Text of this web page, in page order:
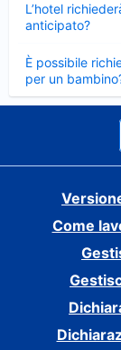
L’hotel
anticipato?
chiuso
È possibile
per un
Elemento
chiuso
Come